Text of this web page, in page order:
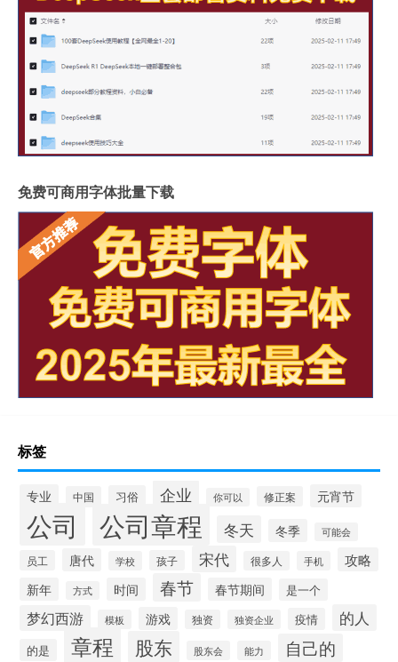
免费可商用字体批量下载
标签
专业 中国 习俗 企业 你可以 修正案 元宵节
公司 公司章程 冬天 冬季 可能会
员工 唐代 学校 孩子 宋代 很多人 手机 攻略
新年 方式 时间 春节 春节期间 是一个
梦幻西游 模板 游戏 独资 独资企业 疫情 的人
的是 章程 股东 股东会 能力 自己的